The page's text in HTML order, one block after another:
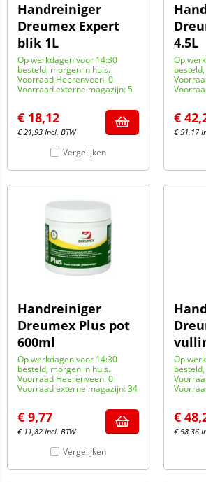
Handreiniger
Dreumex Expert
blik 1L
Op werkdagen voor 14:30
besteld, morgen in huis.
Voorraad Heerenveen: 0
Voorraad externe magazijn: 5
€ 18,12
€21,93 Incl. BTW
Vergelijken
4.5L
Op
€
€51,17
Handreiniger
Dreumex Plus pot
600ml
Op werkdagen voor 14:30
besteld, morgen in huis.
Voorraad Heerenveen: 0
Voorraad externe magazijn: 34
€ 9,77
€ 11,82 Incl. BTW
Vergelijken
Op
€
€58,36